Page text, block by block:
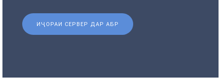
ИҶОРАИ СЕРВЕР ДАР АБР